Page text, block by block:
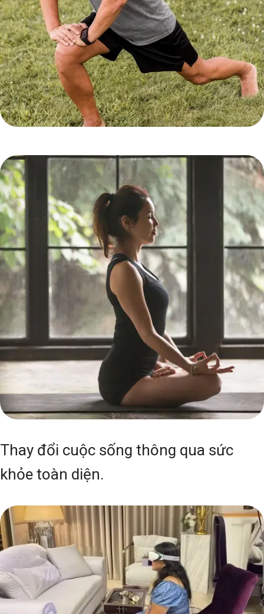
Thay đổi cuộc sống thông qua sức
khỏe toàn diện.